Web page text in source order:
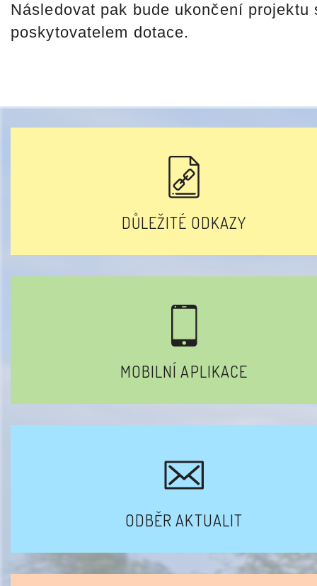
Následovat pak bude ukončení projektu
poskytovatelem dotace.
DŮLEŽITÉ ODKAZY
MOBILNÍ APLIKACE
ODBĚR AKTUALIT